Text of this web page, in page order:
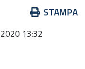
STAMPA
13:32